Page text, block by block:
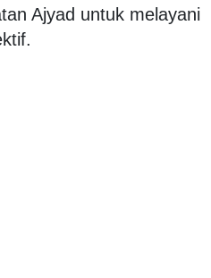
Ajyad untuk melayani